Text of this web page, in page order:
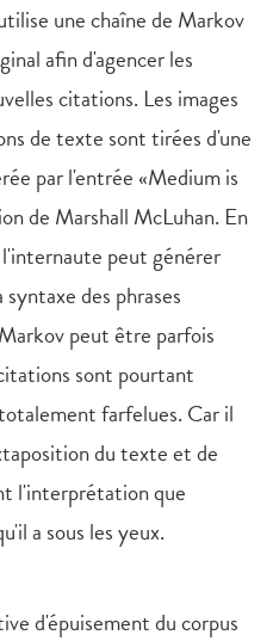
une chaîne de Markov
afin d'agencer les
citations. Les images
de texte sont tirées d'une
par l'entrée «Medium is
de Marshall McLuhan. En
peut générer
des phrases
peut être parfois
sont pourtant
farfelues. Car il
du texte et de
l'interprétation que
a sous les yeux.
d'épuisement du corpus